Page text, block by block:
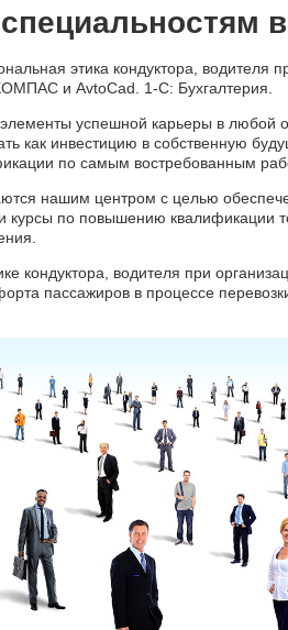
этика кондуктора, водителя
и AvtoCаd. 1-С: Бухгалтерия.
успешной карьеры в любой
как инвестицию в собственную
по самым востребованным
нашим центром с целью
по повышению квалификации
кондуктора, водителя при
пассажиров в процессе